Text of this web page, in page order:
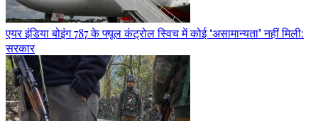
एयर इंडिया बोइंग 787 के फ्यूल कंट्रोल स्विच में कोई ‘असामान्यता’ नहीं मिली:
सरकार